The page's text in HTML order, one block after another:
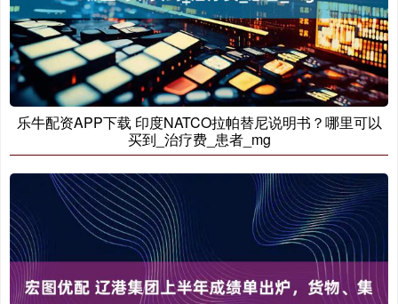
乐牛配资APP下载 印度NATCO拉帕替尼说明书？哪里可以
买到_治疗费_患者_mg